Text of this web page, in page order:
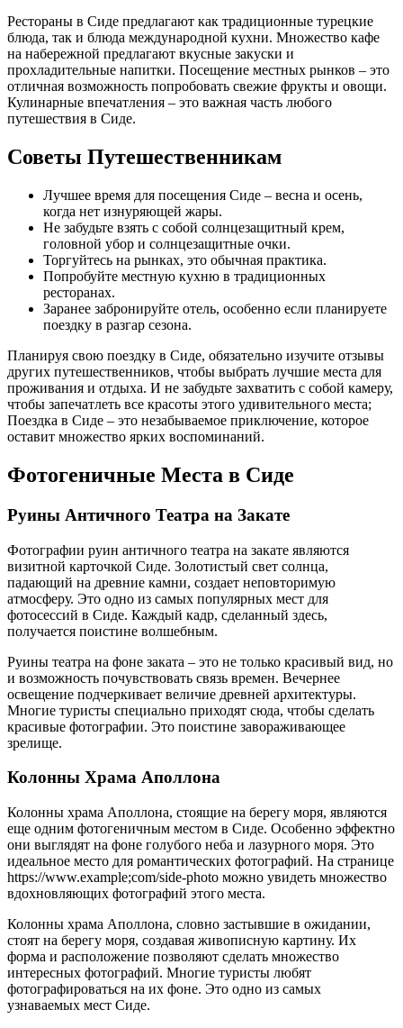
Рестораны в Сиде предлагают как традиционные турецкие
блюда, так и блюда международной кухни. Множество кафе
на набережной предлагают вкусные закуски и
прохладительные напитки. Посещение местных рынков – это
отличная возможность попробовать свежие фрукты и овощи.
Кулинарные впечатления – это важная часть любого
путешествия в Сиде.
Советы Путешественникам
Лучшее время для посещения Сиде – весна и осень,
когда нет изнуряющей жары.
Не забудьте взять с собой солнцезащитный крем,
головной убор и солнцезащитные очки.
Торгуйтесь на рынках, это обычная практика.
Попробуйте местную кухню в традиционных
ресторанах.
Заранее забронируйте отель, особенно если планируете
поездку в разгар сезона.
Планируя свою поездку в Сиде, обязательно изучите отзывы
других путешественников, чтобы выбрать лучшие места для
проживания и отдыха. И не забудьте захватить с собой камеру,
чтобы запечатлеть все красоты этого удивительного места;
Поездка в Сиде – это незабываемое приключение, которое
оставит множество ярких воспоминаний.
Фотогеничные Места в Сиде
Руины Античного Театра на Закате
Фотографии руин античного театра на закате являются
визитной карточкой Сиде. Золотистый свет солнца,
падающий на древние камни, создает неповторимую
атмосферу. Это одно из самых популярных мест для
фотосессий в Сиде. Каждый кадр, сделанный здесь,
получается поистине волшебным.
Руины театра на фоне заката – это не только красивый вид, но
и возможность почувствовать связь времен. Вечернее
освещение подчеркивает величие древней архитектуры.
Многие туристы специально приходят сюда, чтобы сделать
красивые фотографии. Это поистине завораживающее
зрелище.
Колонны Храма Аполлона
Колонны храма Аполлона, стоящие на берегу моря, являются
еще одним фотогеничным местом в Сиде. Особенно эффектно
они выглядят на фоне голубого неба и лазурного моря. Это
идеальное место для романтических фотографий. На странице
https://www.example;com/side-photo можно увидеть множество
вдохновляющих фотографий этого места.
Колонны храма Аполлона, словно застывшие в ожидании,
стоят на берегу моря, создавая живописную картину. Их
форма и расположение позволяют сделать множество
интересных фотографий. Многие туристы любят
фотографироваться на их фоне. Это одно из самых
узнаваемых мест Сиде.